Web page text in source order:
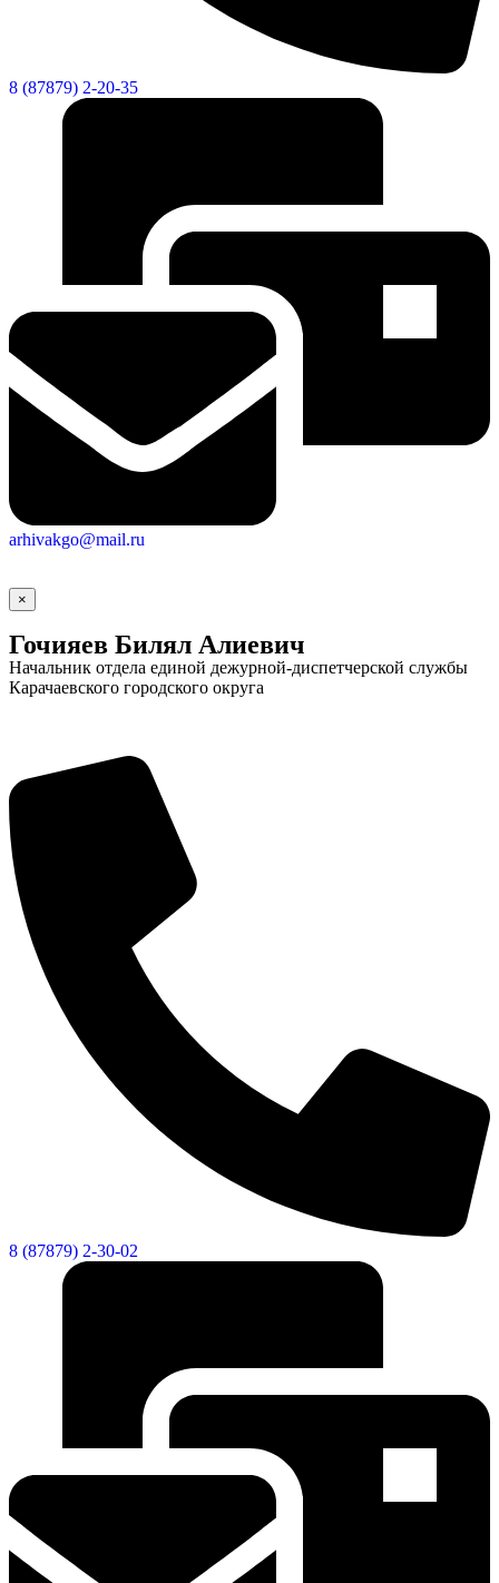
8 (87879) 2-20-35
arhivakgo@mail.ru
×
Гочияев Билял Алиевич
Начальник отдела единой дежурной-диспетчерской службы
Карачаевского городского округа
8 (87879) 2-30-02